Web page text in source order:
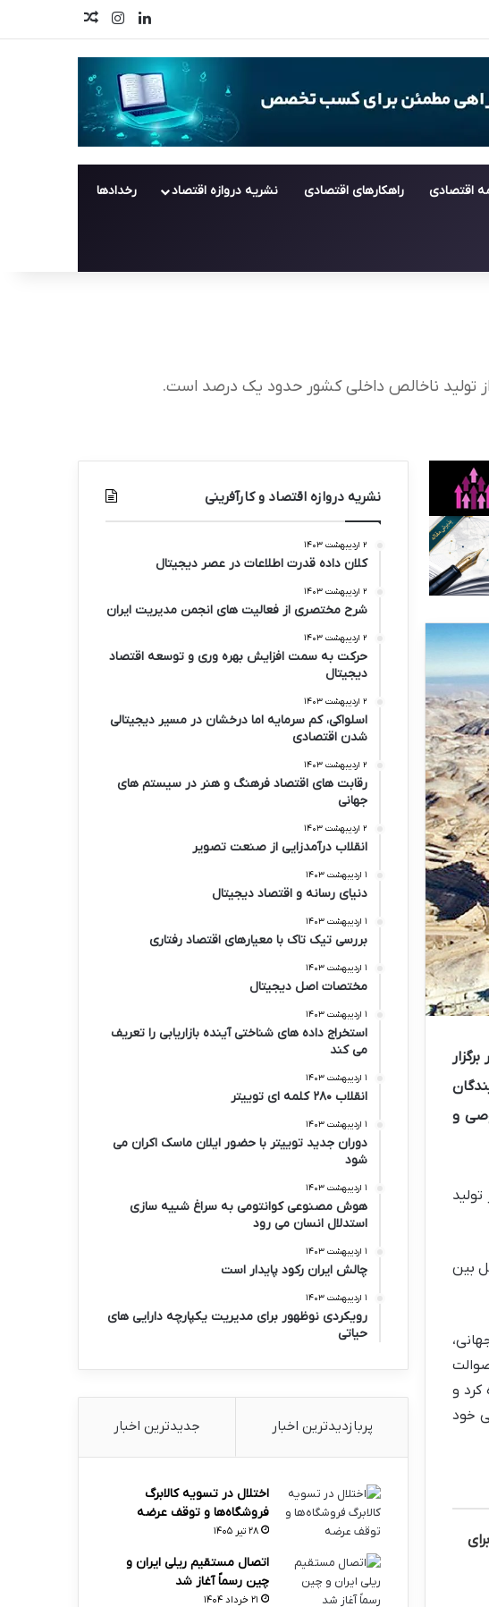
لینکدیناینستاگراماخبار تصادفی
اقتصادی راهکارهای اقتصادی نشریه دروازه اقتصاد رخدادها
تولید ناخالص داخلی کشور حدود یک درصد است.
و
بین
و
خود
برای
نشریه دروازه اقتصاد و کارآفرینی
۲ اردیبهشت ۱۴۰۳
کلان داده قدرت اطلاعات در عصر دیجیتال
۲ اردیبهشت ۱۴۰۳
شرح مختصری از فعالیت های انجمن مدیریت ایران
۲ اردیبهشت ۱۴۰۳
حرکت به سمت افزایش بهره وری و توسعه اقتصاد
دیجیتال
۲ اردیبهشت ۱۴۰۳
اسلواکی، کم سرمایه اما درخشان در مسیر دیجیتالی
شدن اقتصادی
۲ اردیبهشت ۱۴۰۳
رقابت های اقتصاد فرهنگ و هنر در سیستم های
جهانی
۲ اردیبهشت ۱۴۰۳
انقلاب درآمدزایی از صنعت تصویر
۱ اردیبهشت ۱۴۰۳
دنیای رسانه و اقتصاد دیجیتال
۱ اردیبهشت ۱۴۰۳
بررسی تیک تاک با معیارهای اقتصاد رفتاری
۱ اردیبهشت ۱۴۰۳
مختصات اصل دیجیتال
۱ اردیبهشت ۱۴۰۳
استخراج داده های شناختی آینده بازاریابی را تعریف
می کند
۱ اردیبهشت ۱۴۰۳
انقلاب ۲۸۰ کلمه ای توییتر
۱ اردیبهشت ۱۴۰۳
دوران جدید توییتر با حضور ایلان ماسک اکران می
شود
۱ اردیبهشت ۱۴۰۳
هوش مصنوعی کوانتومی به سراغ شبیه سازی
استدلال انسان می رود
۱ اردیبهشت ۱۴۰۳
چالش ایران رکود پایدار است
۱ اردیبهشت ۱۴۰۳
رویکردی نوظهور برای مدیریت یکپارچه دارایی های
حیاتی
پربازدیدترین اخبار جدیدترین اخبار
اختلال در تسویه کالابرگ
فروشگاه‌ها و توقف عرضه
۲۸ تیر ۱۴۰۵
اتصال مستقیم ریلی ایران و
چین رسماً آغاز شد
۲۱ خرداد ۱۴۰۴